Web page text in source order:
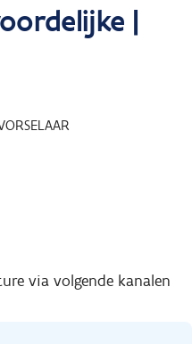
|
via volgende kanalen